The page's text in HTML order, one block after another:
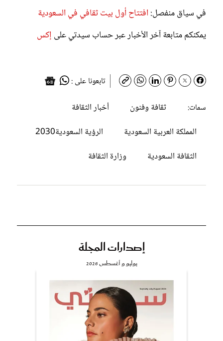
في سياق منفصل: افتتاح أول بيت ثقافي في السعودية
يمكنكم متابعة آخر الأخبار عبر حساب سيدتي على إكس
تابعونا على :
سمات:
ثقافة وفنون
أخبار الثقافة
المملكة العربية السعودية
الرؤية السعودية2030
الثقافة السعودية
وزارة الثقافة
إصدارات المجلة
يوليو و أغسطس 2026